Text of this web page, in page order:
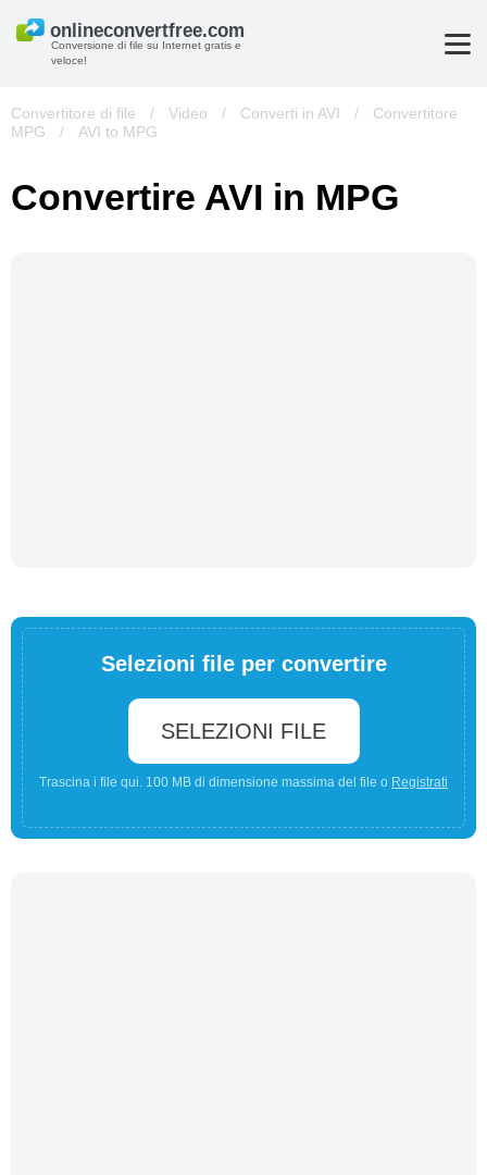
Conversione di file su Internet gratis e
veloce!
Convertitore di file / Video / Converti in AVI /
Convertitore
MPG
/ AVI to MPG
Convertire AVI in MPG
Selezioni file per convertire
SELEZIONI FILE
Trascina i file qui. 100 MB di dimensione massima del file o Registrati